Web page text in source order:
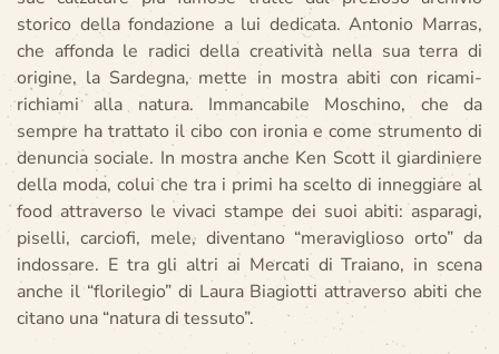
storico della fondazione a lui dedicata. Antonio Marras,
che affonda le radici della creatività nella sua terra di
origine, la Sardegna, mette in mostra abiti con ricami-
richiami alla natura. Immancabile Moschino, che da
sempre ha trattato il cibo con ironia e come strumento di
denuncia sociale. In mostra anche Ken Scott il giardiniere
della moda, colui che tra i primi ha scelto di inneggiare al
food attraverso le vivaci stampe dei suoi abiti: asparagi,
piselli, carciofi, mele, diventano “meraviglioso orto” da
indossare. E tra gli altri ai Mercati di Traiano, in scena
anche il “florilegio” di Laura Biagiotti attraverso abiti che
citano una “natura di tessuto”.